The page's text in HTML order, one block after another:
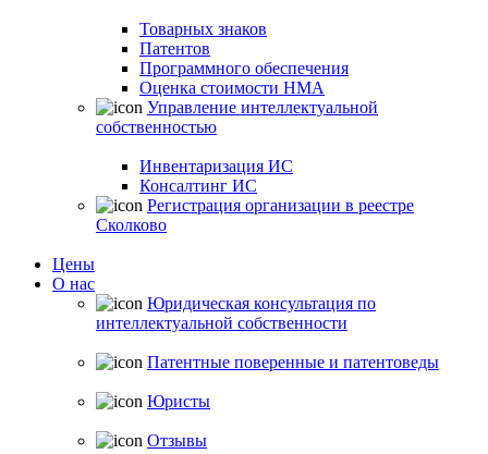
Товарных знаков
Патентов
Программного обеспечения
Оценка стоимости НМА
Управление интеллектуальной
собственностью
Инвентаризация ИС
Консалтинг ИС
Регистрация организации в реестре
Сколково
Цены
О нас
Юридическая консультация по
интеллектуальной собственности
Патентные поверенные и патентоведы
Юристы
Отзывы